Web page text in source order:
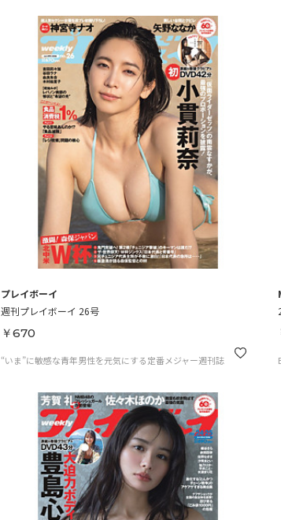
プレイボーイ
週刊プレイボーイ 26号
￥670
“いま”に敏感な青年男性を元気にする定番メジャー週刊誌